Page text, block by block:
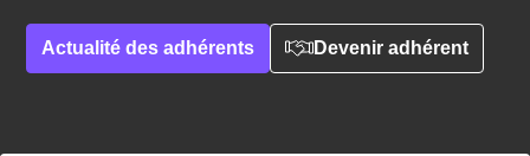
Actualité des adhérents Devenir adhérent